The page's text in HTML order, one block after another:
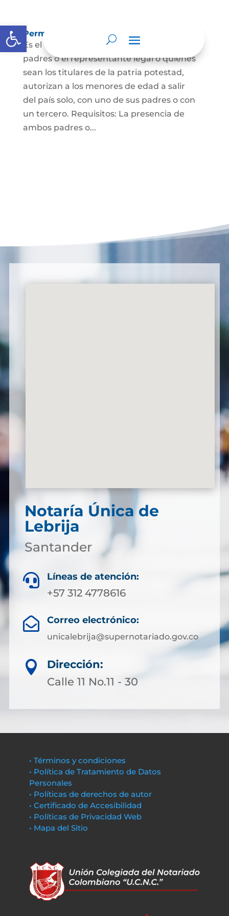
Abrir barra de herramientas
Permisos de salida de país temporal
Es el documento mediante el cual los
padres o el representante legal o quienes
sean los titulares de la patria potestad,
autorizan a los menores de edad a salir
del país solo, con uno de sus padres o con
un tercero. Requisitos: La presencia de
ambos padres o...
Notaría Única de
Lebrija
Santander
 Líneas de atención:
+57 312 4778616
 Correo electrónico:
unicalebrija@supernotariado.gov.co

Dirección:
Calle 11 No.11 - 30
• Términos y condiciones
• Política de Tratamiento de Datos
Personales
• Políticas de derechos de autor
• Certificado de Accesibilidad
• Políticas de Privacidad Web
• Mapa del Sitio